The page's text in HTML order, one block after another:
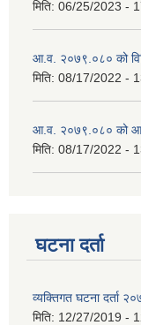
मिति: 06/25/2023 -
आ.व. २०७९.०८० को
मिति: 08/17/2022 -
आ.व. २०७९.०८० को
मिति: 08/17/2022 -
घटना दर्ता
व्यक्तिगत घटना दर्ता
मिति: 12/27/2019 -